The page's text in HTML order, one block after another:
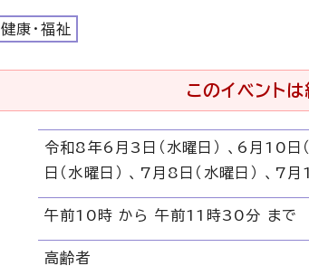
健康・福祉
このイベントは
令和8年6月3日（水曜日） 、6月10日
日（水曜日） 、7月8日（水曜日） 、7月
午前10時 から 午前11時30分 まで
高齢者